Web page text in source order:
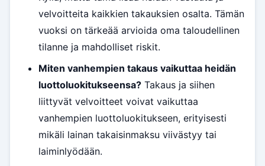
velvoitteita kaikkien takauksien osalta. Tämän
vuoksi on tärkeää arvioida oma taloudellinen
tilanne ja mahdolliset riskit.
Miten vanhempien takaus vaikuttaa heidän
luottoluokitukseensa? Takaus ja siihen
liittyvät velvoitteet voivat vaikuttaa
vanhempien luottoluokitukseen, erityisesti
mikäli lainan takaisinmaksu viivästyy tai
laiminlyödään.